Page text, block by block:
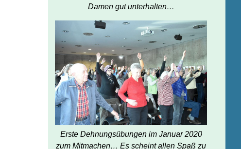
Damen gut unterhalten…
Erste Dehnungsübungen im Januar 2020
zum Mitmachen… Es scheint allen Spaß zu